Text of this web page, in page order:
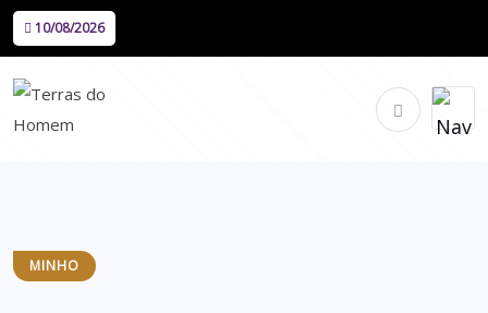
10/08/2026
MINHO